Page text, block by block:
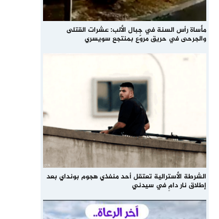
مأساة رأس السنة في جبال الألب: عشرات القتلى
والجرحى في حريق مروّع بمنتجع سويسري
الشرطة الأسترالية تعتقل أحد منفذي هجوم بونداي بعد
إطلاق نار دامٍ في سيدني